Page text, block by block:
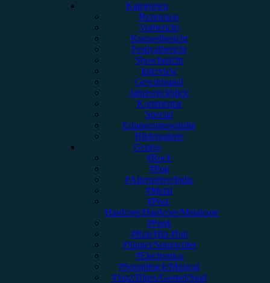
Kategorien
Rezension
Vorbericht
Konzertbericht
Festivalbericht
Showbericht
Interview
Gewinnspiel
Jahresrückblick
Kommentar
Special
Erinnerungswürdig
Bildergalerie
Genres
#Rock
#Pop
#Alternative/Indie
#Metal
#Post-
Hardcore/Hardcore/Metalcore
#Punk
#Rap/Hip-Hop
#Singer/Songwriter
#Electronica
#Soundtrack/Musical
#Jazz/Blues/Gospel/Soul